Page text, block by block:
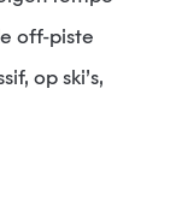
off-piste
op ski’s,